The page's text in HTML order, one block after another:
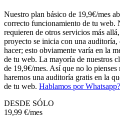
Nuestro plan básico de 19,9€/mes
correcto funcionamiento de tu web.
requieren de otros servicios más
proyecto se inicia con una
hacer; esto obviamente varía en la
de tu web. La mayoría de nuestros
de 19,9€/mes. Así que no lo pienses
haremos una auditoría gratis en la
de tu web. Hablamos por Whatsapp?
DESDE SÓLO
19,99 €/mes